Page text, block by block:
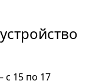
с 15 по 17